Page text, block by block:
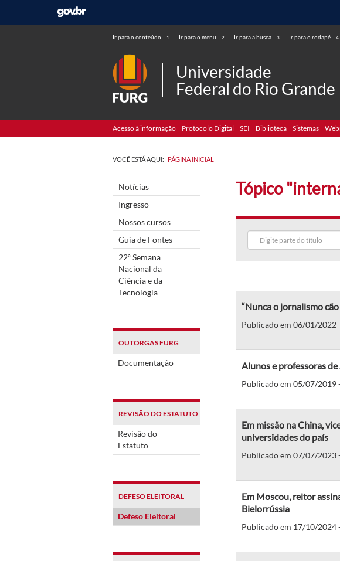
Ir para o conteúdo 1 Ir para o menu 2 Ir para a busca 3 Ir para o rodapé 4
Universidade
Federal do Rio Grande
Acesso à informação Protocolo Digital SEI Biblioteca Sistemas
VOCÊ ESTÁ AQUI: PÁGINA INICIAL
Notícias
Ingresso
Nossos cursos
Guia de Fontes
22ª Semana
Nacional da
Ciência e da
Tecnologia
OUTORGAS FURG
Documentação
REVISÃO DO ESTATUTO
Revisão do
Estatuto
DEFESO ELEITORAL
Defeso Eleitoral
Tópico
“Nunca o jornalismo
Publicado em 06/01/2022
Alunos e professoras
Publicado em 05/07/2019
Em missão na China,
universidades do país
Publicado em 07/07/2023
Em Moscou, reitor
Bielorrússia
Publicado em 17/10/2024